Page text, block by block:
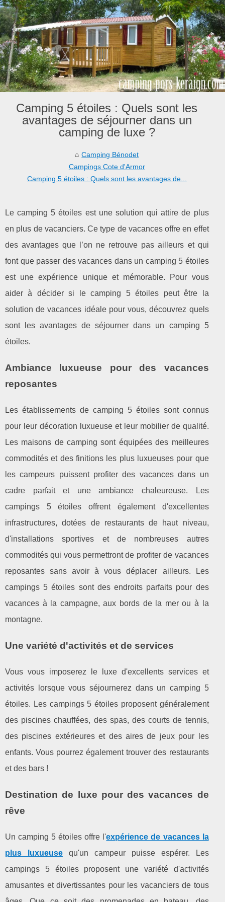
Camping 5 étoiles : Quels sont les
avantages de séjourner dans un
camping de luxe ?
Camping Bénodet
Campings Cote d'Armor
Camping 5 étoiles : Quels sont les avantages de...
Le camping 5 étoiles est une solution qui attire de plus
en plus de vacanciers. Ce type de vacances offre en effet
des avantages que l’on ne retrouve pas ailleurs et qui
font que passer des vacances dans un camping 5 étoiles
est une expérience unique et mémorable. Pour vous
aider à décider si le camping 5 étoiles peut être la
solution de vacances idéale pour vous, découvrez quels
sont les avantages de séjourner dans un camping 5
étoiles.
Ambiance luxueuse pour des vacances
reposantes
Les établissements de camping 5 étoiles sont connus
pour leur décoration luxueuse et leur mobilier de qualité.
Les maisons de camping sont équipées des meilleures
commodités et des finitions les plus luxueuses pour que
les campeurs puissent profiter des vacances dans un
cadre parfait et une ambiance chaleureuse. Les
campings 5 étoiles offrent également d'excellentes
infrastructures, dotées de restaurants de haut niveau,
d'installations sportives et de nombreuses autres
commodités qui vous permettront de profiter de vacances
reposantes sans avoir à vous déplacer ailleurs. Les
campings 5 étoiles sont des endroits parfaits pour des
vacances à la campagne, aux bords de la mer ou à la
montagne.
Une variété d'activités et de services
Vous vous imposerez le luxe d'excellents services et
activités lorsque vous séjournerez dans un camping 5
étoiles. Les campings 5 étoiles proposent généralement
des piscines chauffées, des spas, des courts de tennis,
des piscines extérieures et des aires de jeux pour les
enfants. Vous pourrez également trouver des restaurants
et des bars !
Destination de luxe pour des vacances de
rêve
Un camping 5 étoiles offre l'expérience de vacances la
plus luxueusequ'un campeur puisse espérer. Les
campings 5 étoiles proposent une variété d'activités
amusantes et divertissantes pour les vacanciers de tous